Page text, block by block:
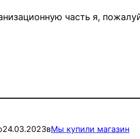
часть я,
24.03.2023вМы купили магазин